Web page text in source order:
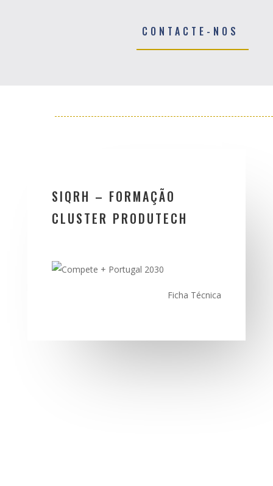
CONTACTE-NOS
SIQRH – FORMAÇÃO
CLUSTER PRODUTECH
Ficha Técnica